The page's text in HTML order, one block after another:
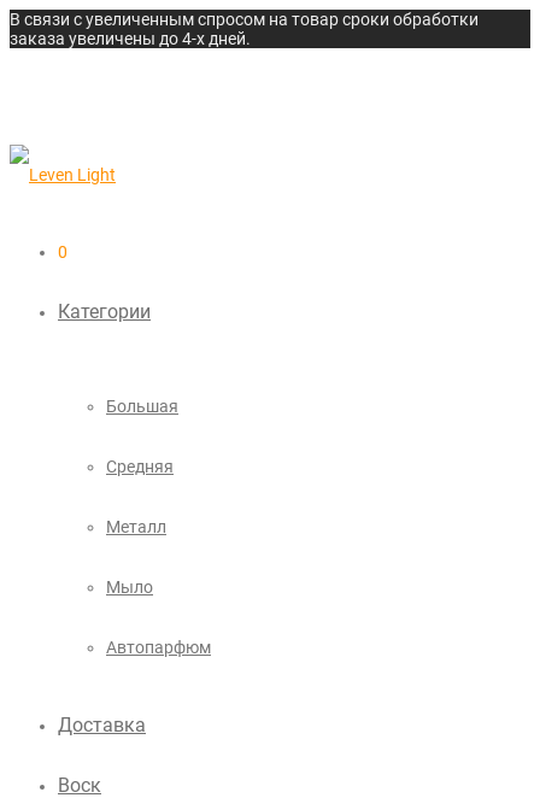
В связи с увеличенным спросом на товар сроки обработки
заказа увеличены до 4-х дней.
0
Категории
Большая
Средняя
Металл
Мыло
Автопарфюм
Доставка
Воск